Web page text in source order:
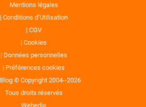
Mentions légales
Conditions d’Utilisation
CGV
Cookies
Données personnelles
Préférences cookies
© Copyright 2004--2026
Tous droits réservés
Webedia